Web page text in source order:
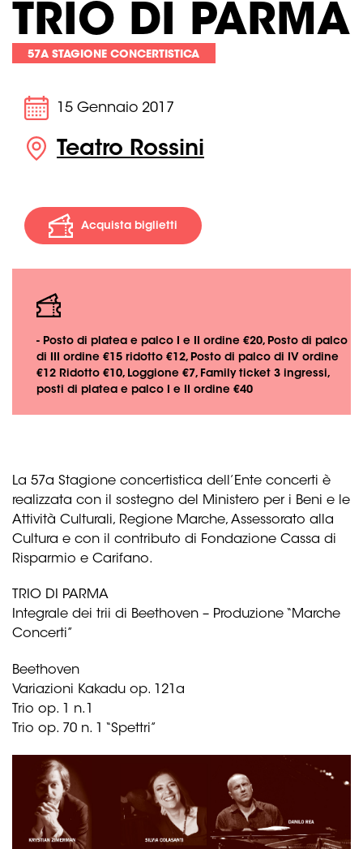
TRIO DI PARMA
57A STAGIONE CONCERTISTICA
15 Gennaio 2017
Teatro Rossini
Acquista biglietti
- Posto di platea e palco I e II ordine €20, Posto di palco
di III ordine €15 ridotto €12, Posto di palco di IV ordine
€12 Ridotto €10, Loggione €7, Family ticket 3 ingressi,
posti di platea e palco I e II ordine €40
La 57a Stagione concertistica dell’Ente concerti è
realizzata con il sostegno del Ministero per i Beni e le
Attività Culturali, Regione Marche, Assessorato alla
Cultura e con il contributo di Fondazione Cassa di
Risparmio e Carifano.
TRIO DI PARMA
Integrale dei trii di Beethoven – Produzione “Marche
Concerti”
Beethoven
Variazioni Kakadu op. 121a
Trio op. 1 n.1
Trio op. 70 n. 1 “Spettri”